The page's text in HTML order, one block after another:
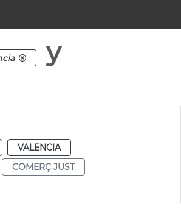
y
VALENCIA
COMERÇ JUST